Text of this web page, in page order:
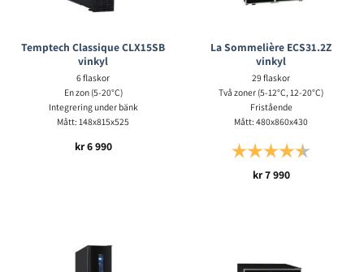
Temptech Classique CLX15SB
vinkyl
6 flaskor
En zon (5-20°C)
Integrering under bänk
Mått: 148x815x525
kr6 990
La Sommelière ECS31.2Z
vinkyl
29 flaskor
Två zoner (5-12°C, 12-20°C)
Fristående
Mått: 480x860x430
Betyg:
kr7 990